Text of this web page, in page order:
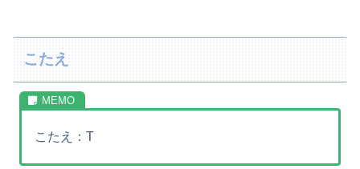
こたえ
こたえ：T